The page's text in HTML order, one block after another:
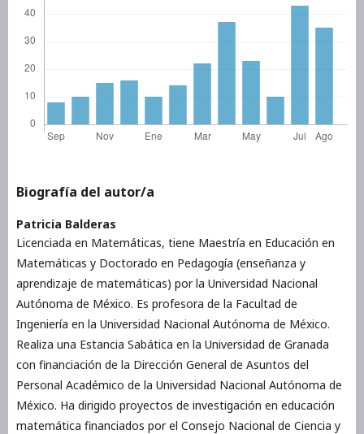
Biografía del autor/a
Patricia Balderas
Licenciada en Matemáticas, tiene Maestría en Educación en
Matemáticas y Doctorado en Pedagogía (enseñanza y
aprendizaje de matemáticas) por la Universidad Nacional
Autónoma de México. Es profesora de la Facultad de
Ingeniería en la Universidad Nacional Autónoma de México.
Realiza una Estancia Sabática en la Universidad de Granada
con financiación de la Dirección General de Asuntos del
Personal Académico de la Universidad Nacional Autónoma de
México. Ha dirigido proyectos de investigación en educación
matemática financiados por el Consejo Nacional de Ciencia y